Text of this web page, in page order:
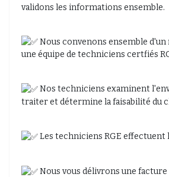
validons les informations ensemble.
Nous convenons ensemble d'un
une équipe de techniciens certfiés
Nos techniciens examinent
traiter et détermine la faisabilité du
Les techniciens RGE effectuent
Nous vous délivrons une facture